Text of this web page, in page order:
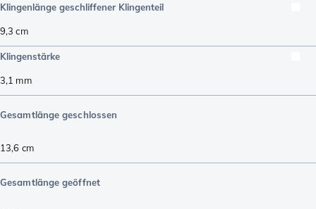
Klingenlänge geschliffener Klingenteil
9,3 cm
Klingenstärke
3,1 mm
Gesamtlänge geschlossen
13,6 cm
Gesamtlänge geöffnet